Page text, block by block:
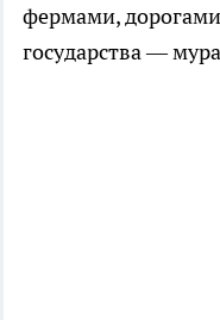
фермами,
государства —